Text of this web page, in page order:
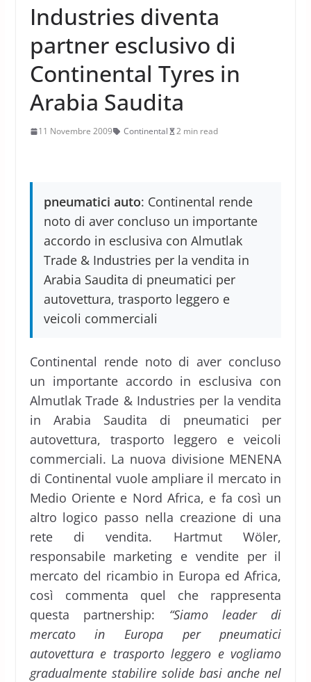
Industries diventa
partner esclusivo di
Continental Tyres in
Arabia Saudita
11 Novembre 2009 Continental 2 min read
pneumatici auto: Continental rende
noto di aver concluso un importante
accordo in esclusiva con Almutlak
Trade & Industries per la vendita in
Arabia Saudita di pneumatici per
autovettura, trasporto leggero e
veicoli commerciali
Continental rende noto di aver concluso
un importante accordo in esclusiva con
Almutlak Trade & Industries per la vendita
in Arabia Saudita di pneumatici per
autovettura, trasporto leggero e veicoli
commerciali. La nuova divisione MENENA
di Continental vuole ampliare il mercato in
Medio Oriente e Nord Africa, e fa così un
altro logico passo nella creazione di una
rete di vendita. Hartmut Wöler,
responsabile marketing e vendite per il
mercato del ricambio in Europa ed Africa,
così commenta quel che rappresenta
questa partnership: “Siamo leader di
mercato in Europa per pneumatici
autovettura e trasporto leggero e vogliamo
gradualmente stabilire solide basi anche nel